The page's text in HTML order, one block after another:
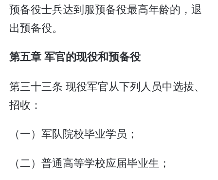
预备役士兵达到服预备役最高年龄的，退
出预备役。
第五章 军官的现役和预备役
第三十三条 现役军官从下列人员中选拔、
招收：
（一）军队院校毕业学员；
（二）普通高等学校应届毕业生；